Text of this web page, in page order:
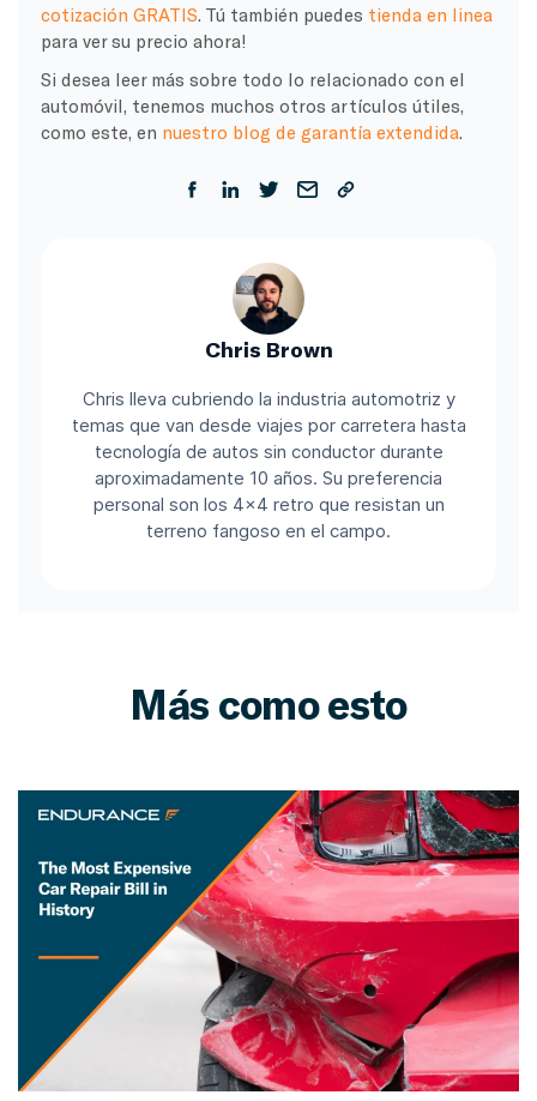
cotización GRATIS . Tú también puedes tienda en linea
para ver su precio ahora!
Si desea leer más sobre todo lo relacionado con el
automóvil, tenemos muchos otros artículos útiles,
como este, en nuestro blog de garantía extendida
Chris Brown
Chris lleva cubriendo la industria automotriz y
temas que van desde viajes por carretera hasta
tecnología de autos sin conductor durante
aproximadamente 10 años. Su preferencia
personal son los 4x4 retro que resistan un
terreno fangoso en el campo.
Más como esto